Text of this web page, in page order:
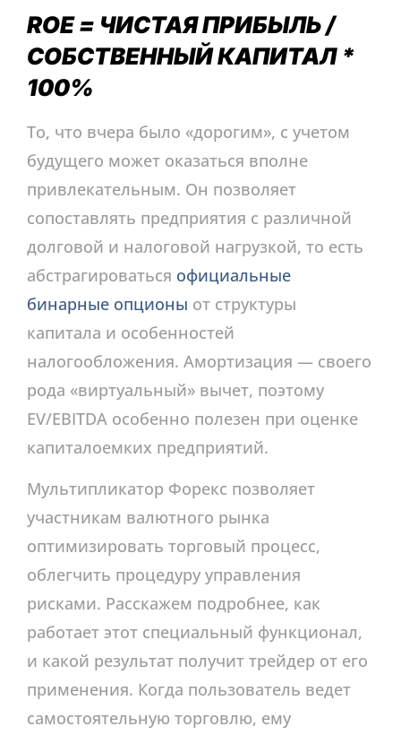
ROE = ЧИСТАЯ ПРИБЫЛЬ /
СОБСТВЕННЫЙ КАПИТАЛ *
100%
То, что вчера было «дорогим», с учетом
будущего может оказаться вполне
привлекательным. Он позволяет
сопоставлять предприятия с различной
долговой и налоговой нагрузкой, то есть
абстрагироваться официальные
бинарные опционы от структуры
капитала и особенностей
налогообложения. Амортизация — своего
рода «виртуальный» вычет, поэтому
EV/EBITDA особенно полезен при оценке
капиталоемких предприятий.
Мультипликатор Форекс позволяет
участникам валютного рынка
оптимизировать торговый процесс,
облегчить процедуру управления
рисками. Расскажем подробнее, как
работает этот специальный функционал,
и какой результат получит трейдер от его
применения. Когда пользователь ведет
самостоятельную торговлю, ему